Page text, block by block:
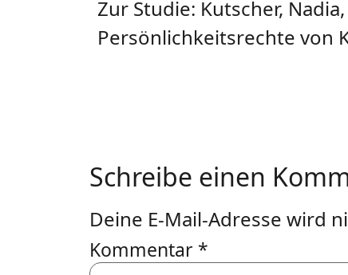
Zur Studie: Kutscher,
Persönlichkeitsrechte von
Schreibe einen
Deine E-Mail-Adresse wird
Kommentar *